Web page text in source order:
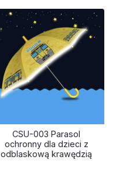
CSU-003 Parasol
ochronny dla dzieci z
odblaskową krawędzią